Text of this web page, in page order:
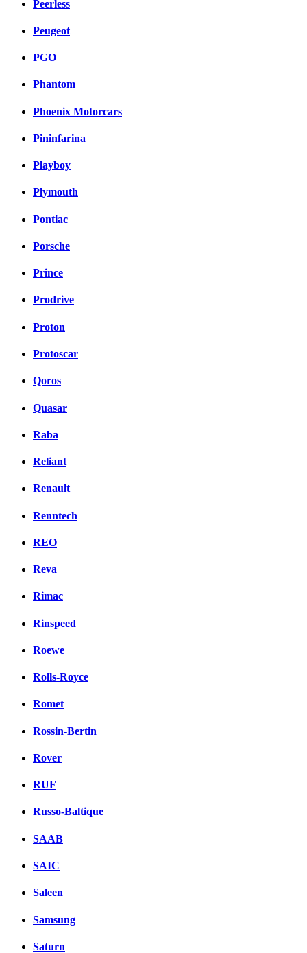
Peerless
Peugeot
PGO
Phantom
Phoenix Motorcars
Pininfarina
Playboy
Plymouth
Pontiac
Porsche
Prince
Prodrive
Proton
Protoscar
Qoros
Quasar
Raba
Reliant
Renault
Renntech
REO
Reva
Rimac
Rinspeed
Roewe
Rolls-Royce
Romet
Rossin-Bertin
Rover
RUF
Russo-Baltique
SAAB
SAIC
Saleen
Samsung
Saturn